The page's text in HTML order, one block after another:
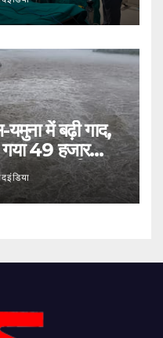
में बढ़ी गाद,
49 हजार
प्रभावित